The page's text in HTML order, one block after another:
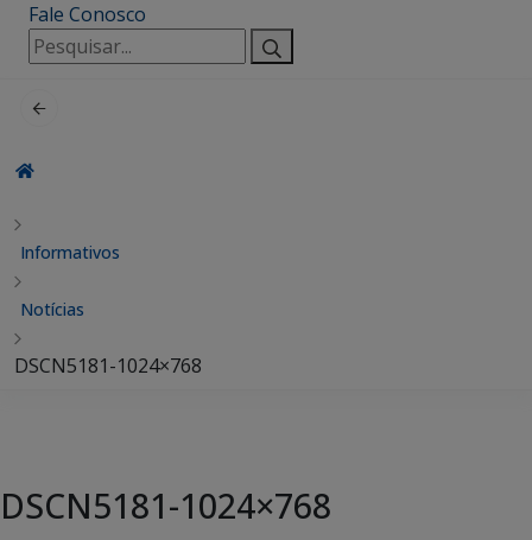
Fale Conosco
Pesquisar
por:
Informativos
Notícias
DSCN5181-1024×768
DSCN5181-1024×768